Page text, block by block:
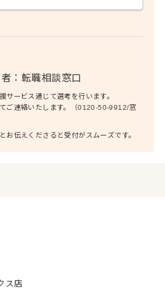
： 転職相談窓口
サービス通じて選考を行います。
ご連絡いたします。（0120-50-9912/窓
伝えくださると受付がスムーズです。
ス店